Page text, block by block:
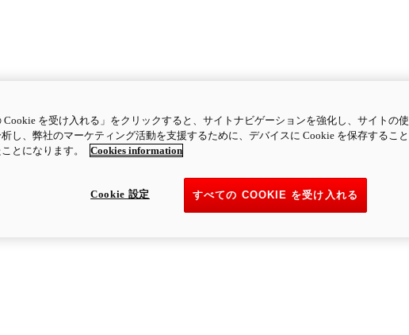
Cookie を受け入れる」をクリックすると、サイトナビゲーションを強化し、サイトの使
し、弊社のマーケティング活動を支援するために、デバイスに Cookie を保存すること
とになります。
Cookies information
すべての COOKIE を受け入れる
Cookie 設定